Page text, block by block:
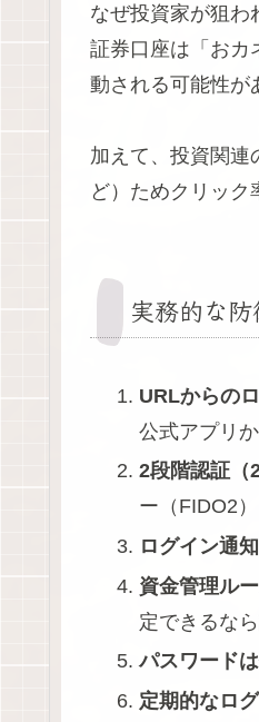
なぜ投資家が狙わ
証券口座は「おカ
動される可能性が
加えて、投資関連
ど）ためクリック
実務的な
URLからの
公式アプリ
2段階認証（
ー（FIDO2）
ログイン通
資金管理ル
定できるなら
パスワード
定期的なロ